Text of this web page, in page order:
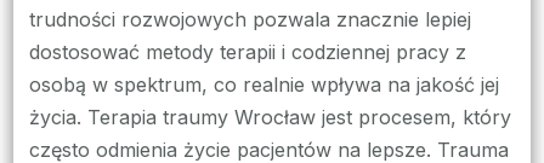
trudności rozwojowych pozwala znacznie lepiej
dostosować metody terapii i codziennej pracy z
osobą w spektrum, co realnie wpływa na jakość jej
życia. Terapia traumy Wrocław jest procesem, który
często odmienia życie pacjentów na lepsze. Trauma